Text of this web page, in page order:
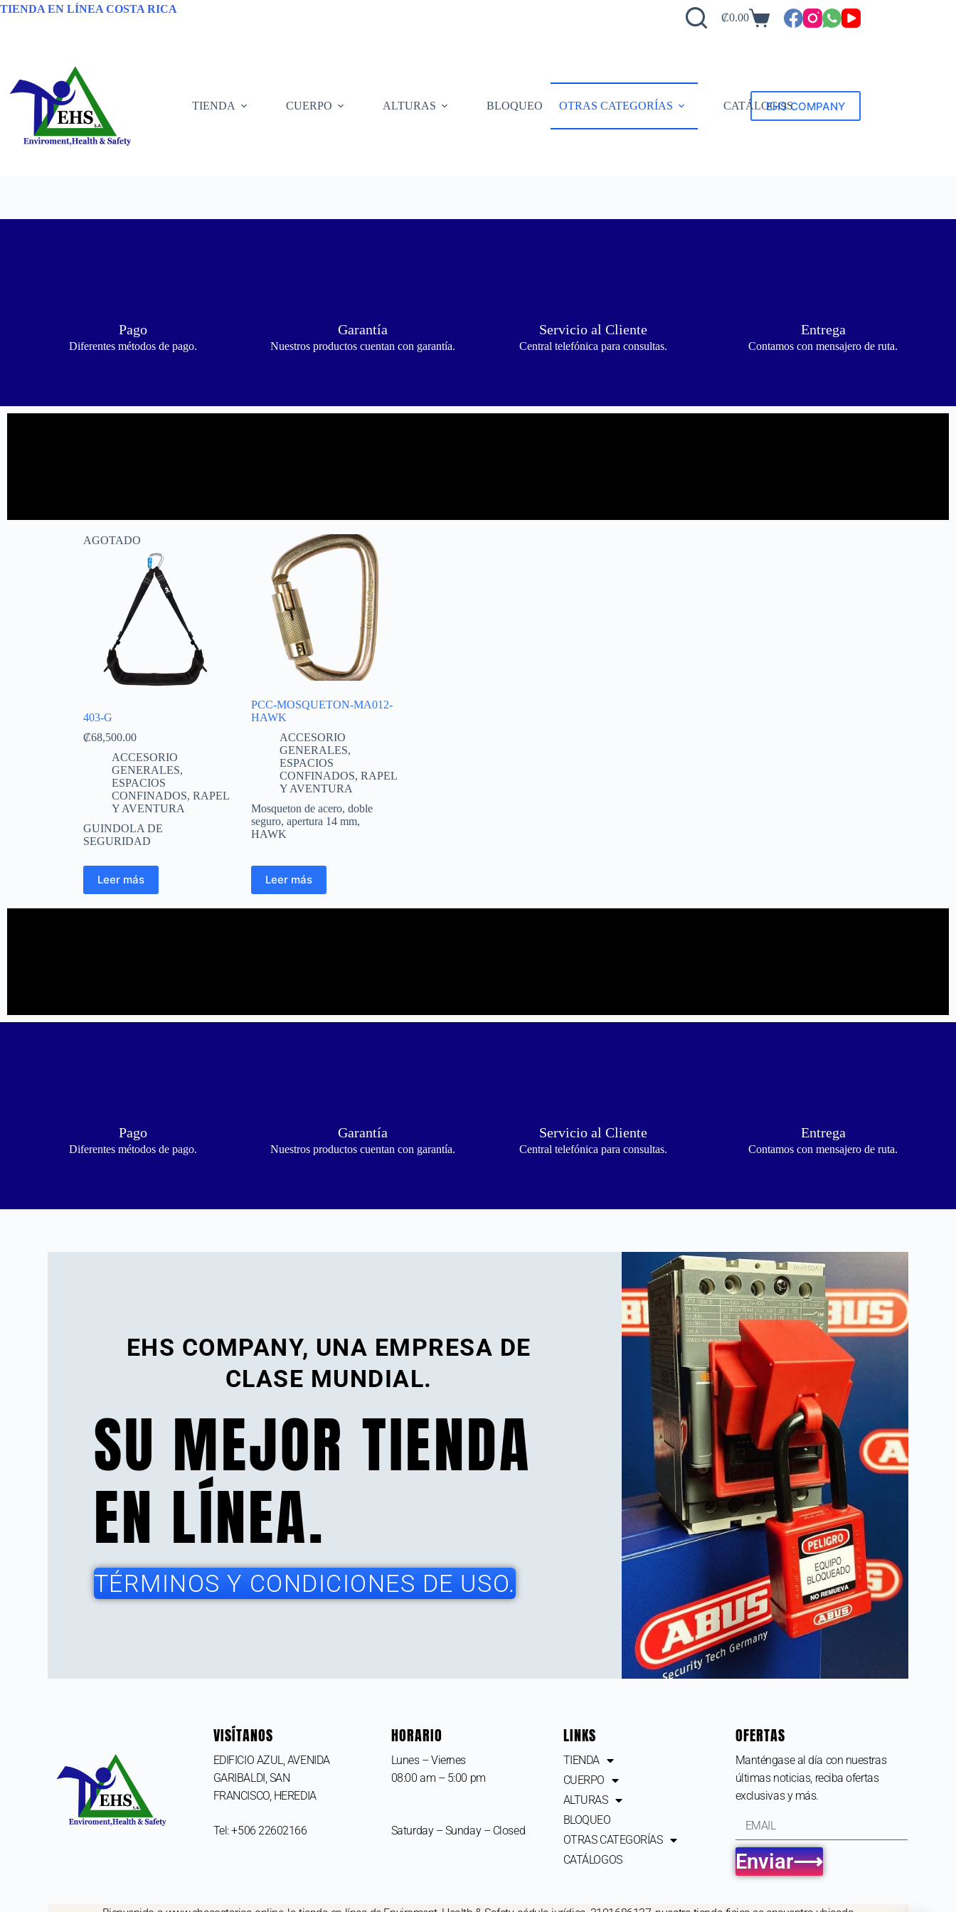
TIENDA EN LÍNEA COSTA RICA
₡0.00
TIENDA CUERPO ALTURAS BLOQUEO OTRAS CATEGORÍAS CATÁLOGOSEHS COMPANY
Pago
Diferentes métodos de pago.
Garantía
Nuestros productos cuentan con garantía.
Servicio al Cliente
Central telefónica para consultas.
Entrega
Contamos con mensajero de ruta.
AGOTADO
403-G
₡68,500.00
ACCESORIO
GENERALES,
ESPACIOS
CONFINADOS,RAPEL
Y AVENTURA
GUINDOLA DE
SEGURIDAD
Leer más
PCC-MOSQUETON-MA012-
HAWK
ACCESORIO
GENERALES,
ESPACIOS
CONFINADOS,RAPEL
Y AVENTURA
Mosqueton de acero, doble
seguro, apertura 14 mm,
HAWK
Leer más
Pago
Diferentes métodos de pago.
Garantía
Nuestros productos cuentan con garantía.
Servicio al Cliente
Central telefónica para consultas.
Entrega
Contamos con mensajero de ruta.
EHS COMPANY, UNA EMPRESA DE
CLASE MUNDIAL.
SU MEJOR TIENDA
EN LÍNEA.
TÉRMINOS Y CONDICIONES DE USO.
VISÍTANOS
EDIFICIO AZUL, AVENIDA
GARIBALDI, SAN
FRANCISCO, HEREDIA
Tel: +506 22602166
HORARIO
Lunes – Viernes
08:00 am – 5:00 pm
Saturday – Sunday – Closed
LINKS
TIENDA
CUERPO
ALTURAS
BLOQUEO
OTRAS CATEGORÍAS
CATÁLOGOS
OFERTAS
Manténgase al día con nuestras
últimas noticias, reciba ofertas
exclusivas y más.
Enviar⟶